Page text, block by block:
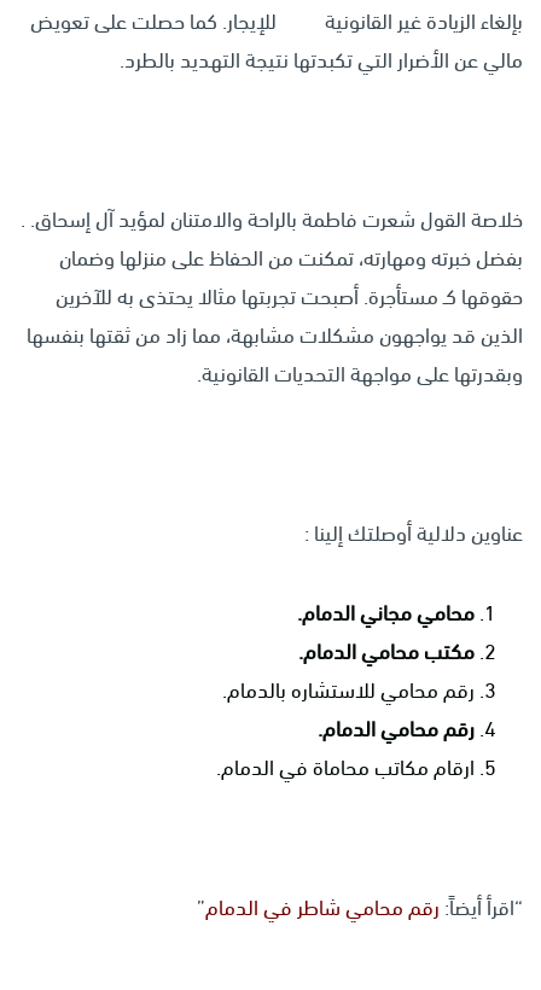
بإلغاء الزيادة غير القانونية للإيجار. كما حصلت على تعويض
مالي عن الأضرار التي تكبدتها نتيجة التهديد بالطرد.
خلاصة القول شعرت فاطمة بالراحة والامتنان لمؤيد آل إسحاق. .
بفضل خبرته ومهارته، تمكنت من الحفاظ على منزلها وضمان
حقوقها كـ مستأجرة. أصبحت تجربتها مثالا يحتذى به للآخرين
الذين قد يواجهون مشكلات مشابهة، مما زاد من ثقتها بنفسها
وبقدرتها على مواجهة التحديات القانونية.
عناوين دلالية أوصلتك إلينا :
محامي مجاني الدمام.
مكتب محامي الدمام.
رقم محامي للاستشاره بالدمام.
رقم محامي الدمام.
ارقام مكاتب محاماة في الدمام.
“اقرأ أيضاً: رقم محامي شاطر في الدمام”